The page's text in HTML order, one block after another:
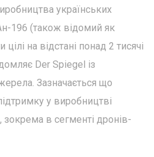
українських
196 (також відомий як
на відстані понад 2 тисячі
Der Spiegel із
Зазначається що
у виробництві
зокрема в сегменті дронів-